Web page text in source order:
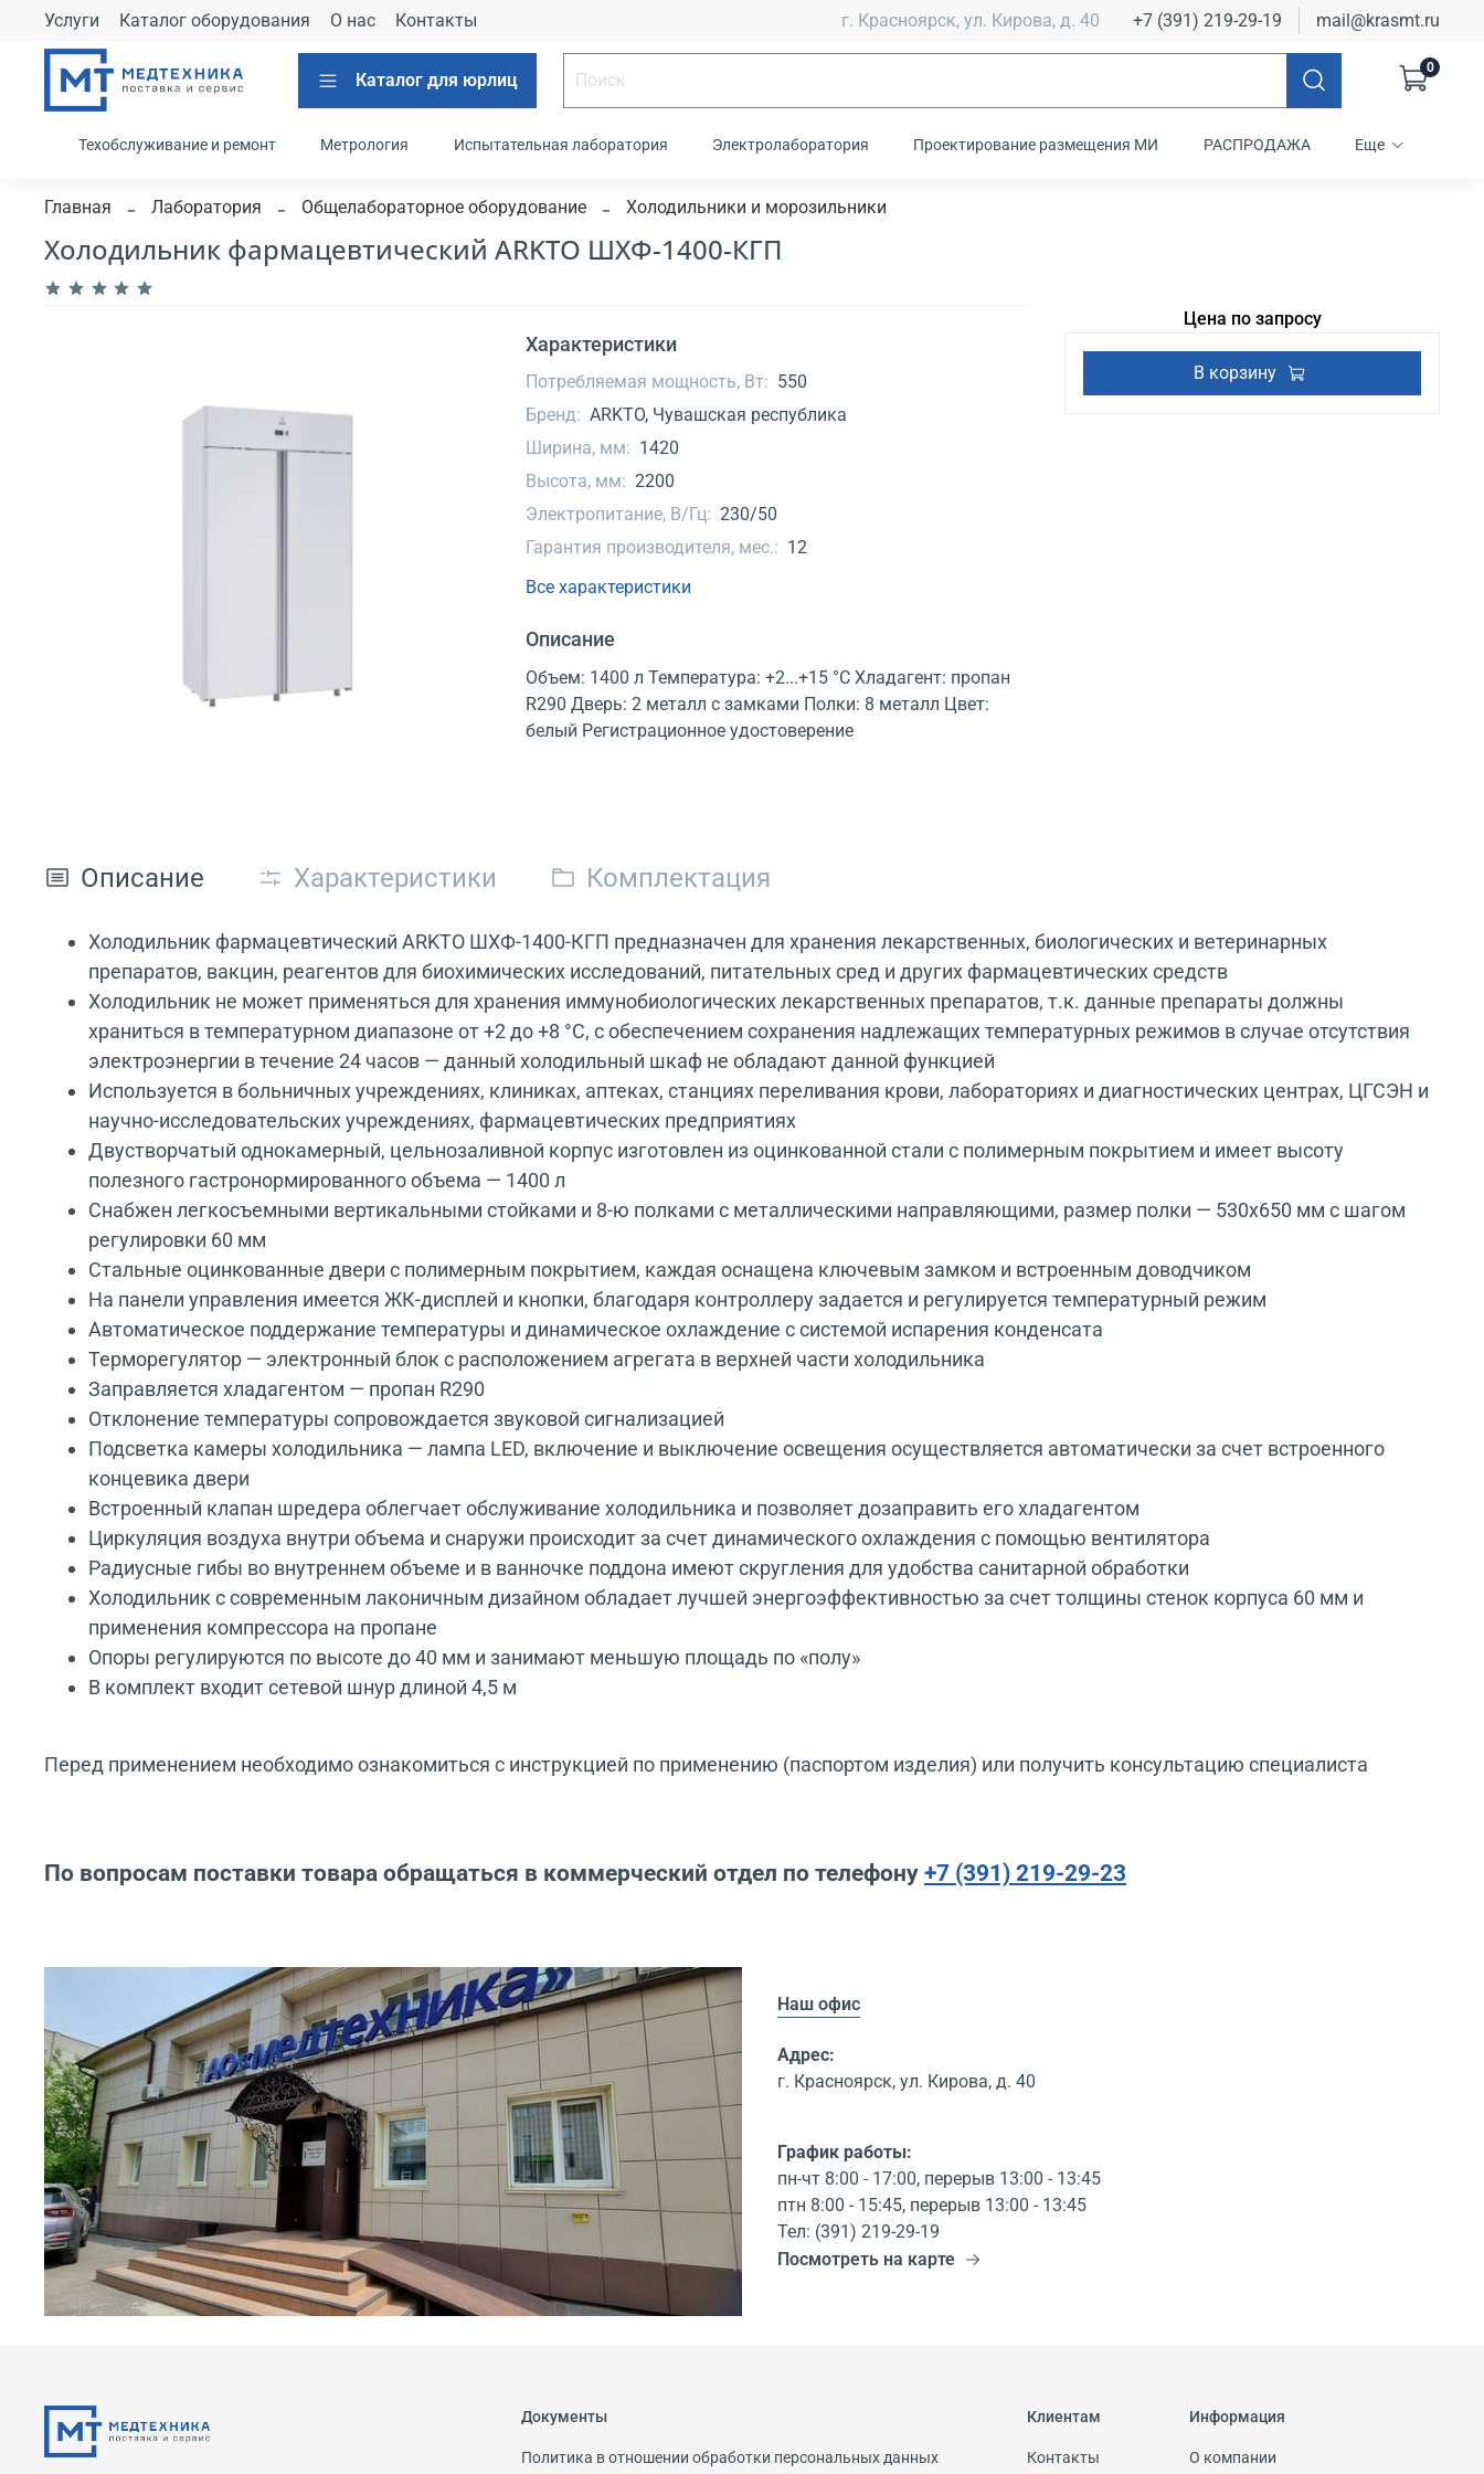
Услуги Каталог оборудования О нас Контакты г. Красноярск, ул. Кирова, д. 40 +7 (391) 219-29-19 mail@krasmt.ru
Каталог для юрлиц
0
Техобслуживание и ремонт Метрология Испытательная лаборатория Электролаборатория Проектирование размещения МИ РАСПРОДАЖА Еще
Главная Лаборатория Общелабораторное оборудование Холодильники и морозильники
Холодильник фармацевтический ARKTO ШХФ-1400-КГП
Характеристики
Потребляемая мощность, Вт: 550
Бренд: ARKTO, Чувашская республика
Ширина, мм: 1420
Высота, мм: 2200
Электропитание, В/Гц: 230/50
Гарантия производителя, мес.: 12
Все характеристики
Описание
Объем: 1400 л Температура: +2...+15 °C Хладагент: пропан
R290 Дверь: 2 металл с замками Полки: 8 металл Цвет:
белый Регистрационное удостоверение
Цена по запросу
В корзину
Описание Характеристики Комплектация
Холодильник фармацевтический ARKTO ШХФ-1400-КГП предназначен для хранения лекарственных, биологических и ветеринарных
препаратов, вакцин, реагентов для биохимических исследований, питательных сред и других фармацевтических средств
Холодильник не может применяться для хранения иммунобиологических лекарственных препаратов, т.к. данные препараты должны
храниться в температурном диапазоне от +2 до +8 °С, с обеспечением сохранения надлежащих температурных режимов в случае отсутствия
электроэнергии в течение 24 часов — данный холодильный шкаф не обладают данной функцией
Используется в больничных учреждениях, клиниках, аптеках, станциях переливания крови, лабораториях и диагностических центрах, ЦГСЭН и
научно-исследовательских учреждениях, фармацевтических предприятиях
Двустворчатый однокамерный, цельнозаливной корпус изготовлен из оцинкованной стали с полимерным покрытием и имеет высоту
полезного гастронормированного объема — 1400 л
Снабжен легкосъемными вертикальными стойками и 8-ю полками с металлическими направляющими, размер полки — 530x650 мм с шагом
регулировки 60 мм
Стальные оцинкованные двери с полимерным покрытием, каждая оснащена ключевым замком и встроенным доводчиком
На панели управления имеется ЖК-дисплей и кнопки, благодаря контроллеру задается и регулируется температурный режим
Автоматическое поддержание температуры и динамическое охлаждение с системой испарения конденсата
Терморегулятор — электронный блок с расположением агрегата в верхней части холодильника
Заправляется хладагентом — пропан R290
Отклонение температуры сопровождается звуковой сигнализацией
Подсветка камеры холодильника — лампа LED, включение и выключение освещения осуществляется автоматически за счет встроенного
концевика двери
Встроенный клапан шредера облегчает обслуживание холодильника и позволяет дозаправить его хладагентом
Циркуляция воздуха внутри объема и снаружи происходит за счет динамического охлаждения с помощью вентилятора
Радиусные гибы во внутреннем объеме и в ванночке поддона имеют скругления для удобства санитарной обработки
Холодильник с современным лаконичным дизайном обладает лучшей энергоэффективностью за счет толщины стенок корпуса 60 мм и
применения компрессора на пропане
Опоры регулируются по высоте до 40 мм и занимают меньшую площадь по «полу»
В комплект входит сетевой шнур длиной 4,5 м
Перед применением необходимо ознакомиться с инструкцией по применению (паспортом изделия) или получить консультацию специалиста
По вопросам поставки товара обращаться в коммерческий отдел по телефону +7 (391) 219-29-23
Наш офис
Адрес:
г. Красноярск, ул. Кирова, д. 40
График работы:
пн-чт 8:00 - 17:00, перерыв 13:00 - 13:45
птн 8:00 - 15:45, перерыв 13:00 - 13:45
Тел: (391) 219-29-19
Посмотреть на карте
Документы
Политика в отношении обработки персональных данных
Клиентам
Контакты
Информация
О компании